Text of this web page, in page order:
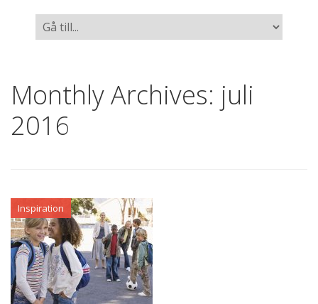
Monthly Archives: juli
2016
Inspiration